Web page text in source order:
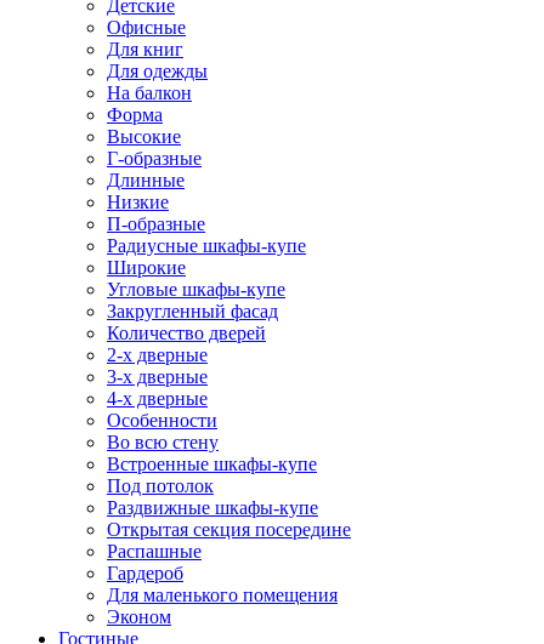
Детские
Офисные
Для книг
Для одежды
На балкон
Форма
Высокие
Г-образные
Длинные
Низкие
П-образные
Радиусные шкафы-купе
Широкие
Угловые шкафы-купе
Закругленный фасад
Количество дверей
2-х дверные
3-х дверные
4-х дверные
Особенности
Во всю стену
Встроенные шкафы-купе
Под потолок
Раздвижные шкафы-купе
Открытая секция посередине
Распашные
Гардероб
Для маленького помещения
Эконом
Гостиные